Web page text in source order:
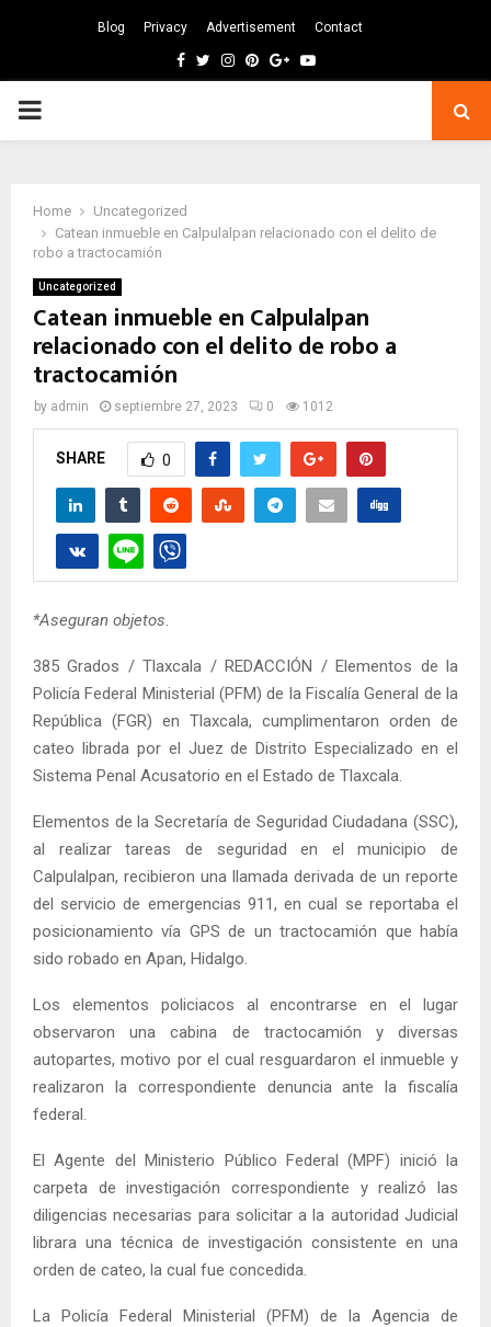
Blog Privacy Advertisement Contact
Facebook
TwitterInstagram
Pinterest
GoogleYoutube
PRIMARY
Home
Uncategorized
Catean inmueble en Calpulalpan relacionado con el delito de
robo a tractocamión
Uncategorized
Catean inmueble en Calpulalpan
relacionado con el delito de robo a
tractocamión
by admin septiembre 27, 2023 0 1012
SHARE 0
*Aseguran objetos
385 Grados / Tlaxcala / REDACCIÓN / Elementos de la
Policía Federal Ministerial (PFM) de la Fiscalía General de la
República (FGR) en Tlaxcala, cumplimentaron orden de
cateo librada por el Juez de Distrito Especializado en el
Sistema Penal Acusatorio en el Estado de Tlaxcala.
Elementos de la Secretaría de Seguridad Ciudadana (SSC),
al realizar tareas de seguridad en el municipio de
Calpulalpan, recibieron una llamada derivada de un reporte
del servicio de emergencias 911, en cual se reportaba el
posicionamiento vía GPS de un tractocamión que había
sido robado en Apan, Hidalgo.
Los elementos policiacos al encontrarse en el lugar
observaron una cabina de tractocamión y diversas
autopartes, motivo por el cual resguardaron el inmueble y
realizaron la correspondiente denuncia ante la fiscalía
federal.
El Agente del Ministerio Público Federal (MPF) inició la
carpeta de investigación correspondiente y realizó las
diligencias necesarias para solicitar a la autoridad Judicial
librara una técnica de investigación consistente en una
orden de cateo, la cual fue concedida.
La Policía Federal Ministerial (PFM) de la Agencia de